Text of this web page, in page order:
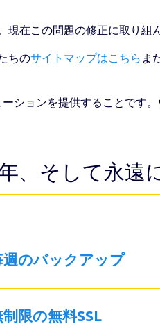
在この問題の修正に取り組
ちのサイトマップはこちら ま
ションを提供することです
、そして永遠
週のバックアップ
制限の無料SSL